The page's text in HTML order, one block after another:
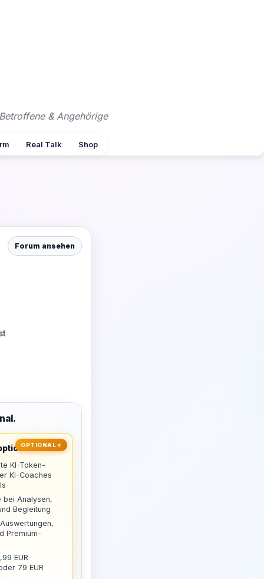
& Angehörige
Real Talk Shop
Forum ansehen
OPTIONAL ⭐
KI-Token-
KI-Coaches
bei Analysen,
Begleitung
Premium-
EUR
79 EUR